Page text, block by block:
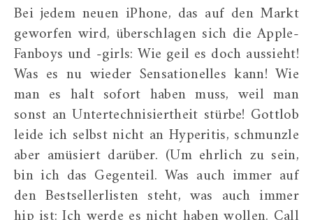
Bei jedem neuen iPhone, das auf den Markt
geworfen wird, überschlagen sich die Apple-
Fanboys und -girls: Wie geil es doch aussieht!
Was es nu wieder Sensationelles kann! Wie
man es halt sofort haben muss, weil man
sonst an Untertechnisiertheit stürbe! Gottlob
leide ich selbst nicht an Hyperitis, schmunzle
aber amüsiert darüber. (Um ehrlich zu sein,
bin ich das Gegenteil. Was auch immer auf
den Bestsellerlisten steht, was auch immer